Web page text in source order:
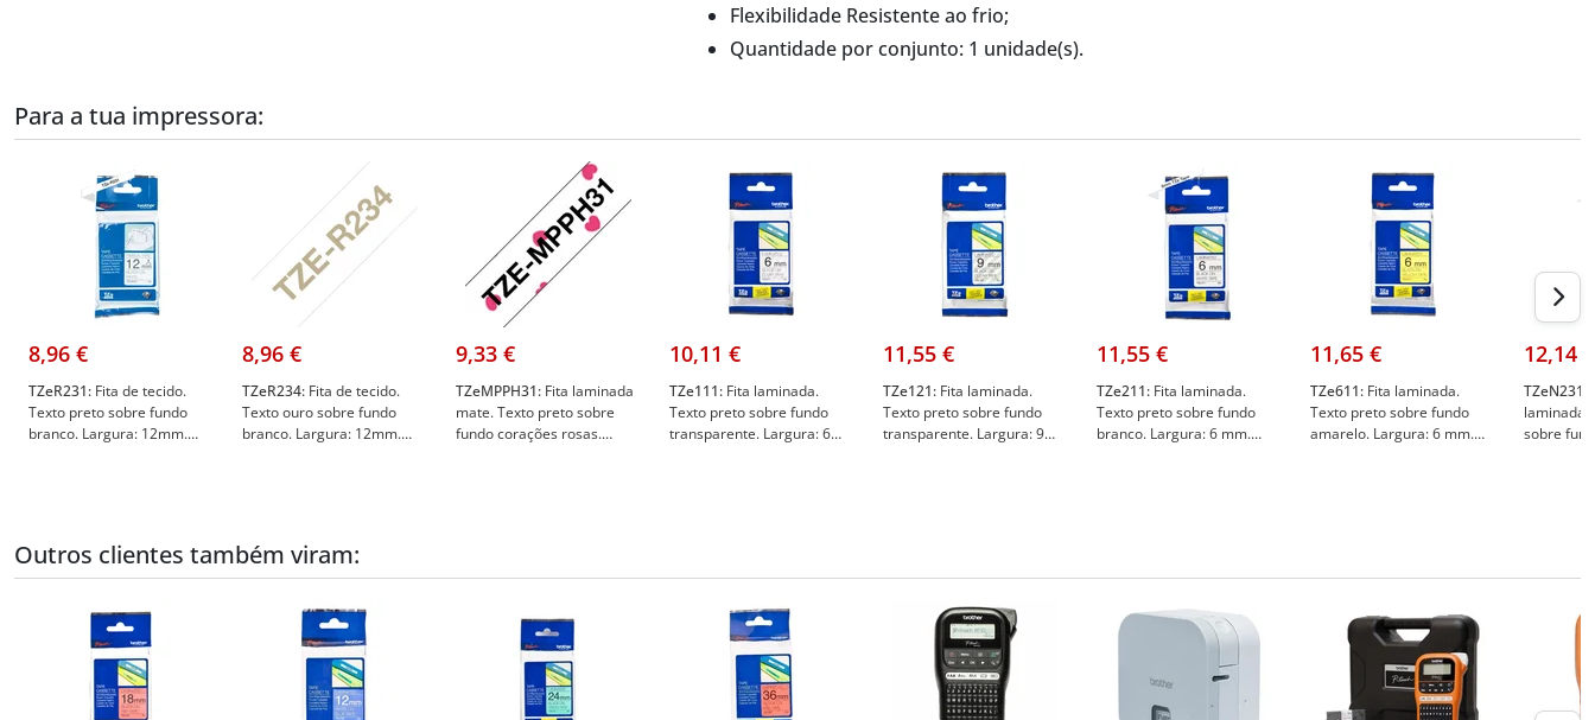
Flexibilidade Resistente ao frio;
Quantidade por conjunto: 1 unidade(s).
Para a tua impressora:
8,96 €
TZeR231: Fita de tecido.
Texto preto sobre fundo
branco. Largura: 12mm.
8,96 €
TZeR234: Fita de tecido.
Texto ouro sobre fundo
branco. Largura: 12mm.
9,33 €
TZeMPPH31: Fita laminada
mate. Texto preto sobre
fundo corações rosas.
10,11 €
TZe111: Fita laminada.
Texto preto sobre fundo
transparente. Largura: 6
11,55 €
TZe121: Fita laminada.
Texto preto sobre fundo
transparente. Largura: 9
11,55 €
TZe211: Fita laminada.
Texto preto sobre fundo
branco. Largura: 6 mm.
11,65 €
TZe611: Fita laminada.
Texto preto sobre fundo
amarelo. Largura: 6 mm.
12,14 €
TZeN231:
laminada.
sobre
Outros clientes também viram: